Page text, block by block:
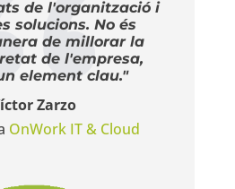
de l'organització i
solucions. No és
de millorar la
de l'empresa,
element clau."
Zarzo
OnWork IT & Cloud